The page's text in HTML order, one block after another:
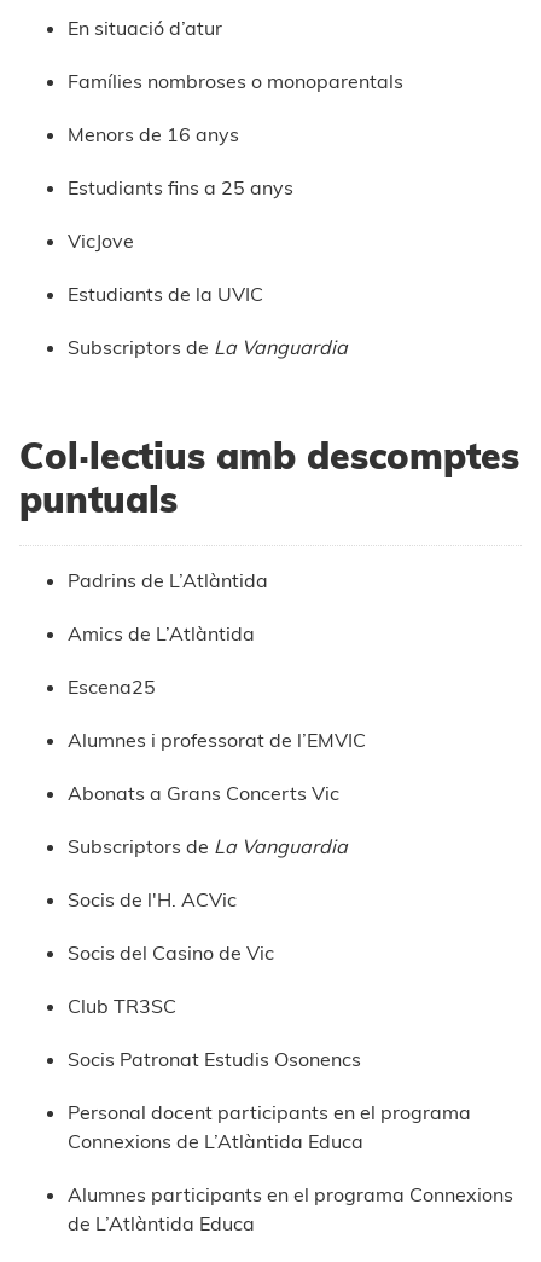
En situació d’atur
Famílies nombroses o monoparentals
Menors de 16 anys
Estudiants fins a 25 anys
VicJove
Estudiants de la UVIC
Subscriptors de La Vanguardia
Col·lectius amb descomptes
puntuals
Padrins de L’Atlàntida
Amics de L’Atlàntida
Escena25
Alumnes i professorat de l’EMVIC
Abonats a Grans Concerts Vic
Subscriptors de La Vanguardia
Socis de l'H. ACVic
Socis del Casino de Vic
Club TR3SC
Socis Patronat Estudis Osonencs
Personal docent participants en el programa
Connexions de L’Atlàntida Educa
Alumnes participants en el programa Connexions
de L’Atlàntida Educa